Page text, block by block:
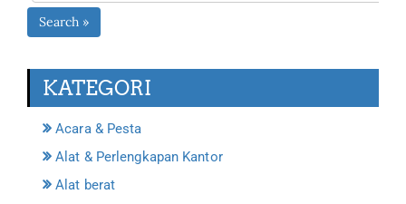
Search »
KATEGORI
Acara & Pesta
Alat & Perlengkapan Kantor
Alat berat